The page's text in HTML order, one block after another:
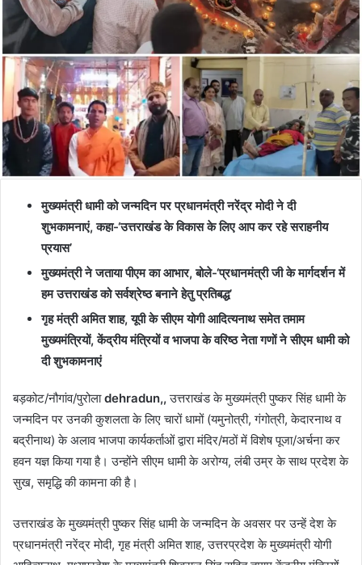
मुख्यमंत्री धामी को जन्मदिन पर प्रधानमंत्री नरेंद्र मोदी ने दी
शुभकामनाएं, कहा-‘उत्तराखंड के विकास के लिए आप कर रहे सराहनीय
प्रयास’
मुख्यमंत्री ने जताया पीएम का आभार, बोले-‘प्रधानमंत्री जी के मार्गदर्शन में
हम उत्तराखंड को सर्वश्रेष्ठ बनाने हेतु प्रतिबद्ध’
गृह मंत्री अमित शाह, यूपी के सीएम योगी आदित्यनाथ समेत तमाम
मुख्यमंत्रियों, केंद्रीय मंत्रियों व भाजपा के वरिष्ठ नेता गणों ने सीएम धामी को
दी शुभकामनाएं
बड़कोट/नौगांव/पुरोलाdehradun,, उत्तराखंड के मुख्यमंत्री पुष्कर सिंह धामी के
जन्मदिन पर उनकी कुशलता के लिए चारों धामों (यमुनोत्री, गंगोत्री, केदारनाथ व
बद्रीनाथ) के अलाव भाजपा कार्यकर्ताओं द्वारा मंदिर/मठों में विशेष पूजा/अर्चना कर
हवन यज्ञ किया गया है। उन्होंने सीएम धामी के अरोग्य, लंबी उम्र के साथ प्रदेश के
सुख, समृद्धि की कामना की है।
उत्तराखंड के मुख्यमंत्री पुष्कर सिंह धामी के जन्मदिन के अवसर पर उन्हें देश के
प्रधानमंत्री नरेंद्र मोदी, गृह मंत्री अमित शाह, उत्तरप्रदेश के मुख्यमंत्री योगी